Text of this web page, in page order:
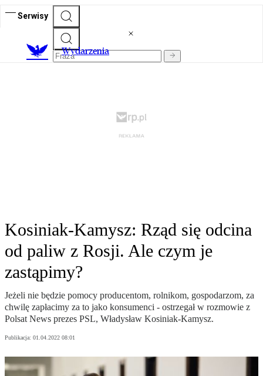
Serwisy
Wydarzenia
Kosiniak-Kamysz: Rząd się odcina
od paliw z Rosji. Ale czym je
zastąpimy?
Jeżeli nie będzie pomocy producentom, rolnikom, gospodarzom, za
chwilę zapłacimy za to jako konsumenci - ostrzegał w rozmowie z
Polsat News prezes PSL, Władysław Kosiniak-Kamysz.
Publikacja: 01.04.2022 08:01